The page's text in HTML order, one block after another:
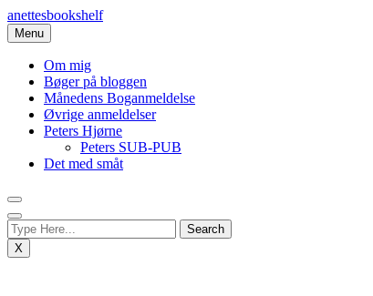
Skip
to
content
anettesbookshelf
Menu
Om mig
Bøger på bloggen
Månedens Boganmeldelse
Øvrige anmeldelser
Peters Hjørne
Peters SUB-PUB
Det med småt
X